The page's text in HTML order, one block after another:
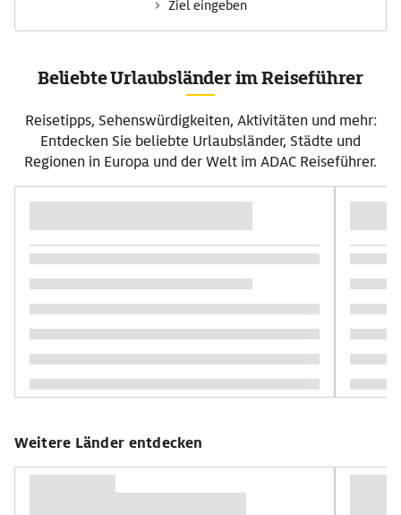
Ziel eingeben
Beliebte Urlaubsländer im Reiseführer
Reisetipps, Sehenswürdigkeiten, Aktivitäten und mehr:
Entdecken Sie beliebte Urlaubsländer, Städte und
Regionen in Europa und der Welt im ADAC Reiseführer.
Weitere Länder entdecken